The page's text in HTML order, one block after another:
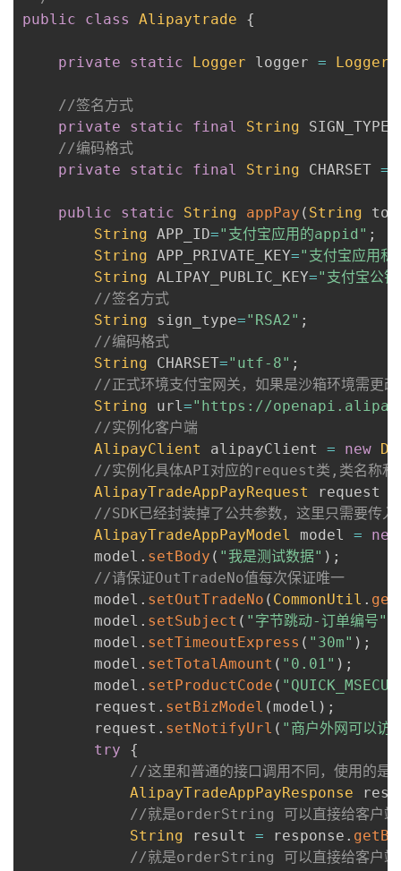
public
class Alipaytrade {
private static Logger logger =
//签名方式
private
static final String SIGN_TYPE
//编码格式
private
static final String CHARSET =
public static String appPay ( String
String APP_ID="支付宝应用的appid" ;
String APP_PRIVATE_KEY="支付宝应用私
String ALIPAY_PUBLIC_KEY="支付宝公
//签名方式
String sign_type="RSA2" ;
//编码格式
String CHARSET="utf-8" ;
//正式环境支付宝网关，如果是沙箱环境
String url ="https://
//实例化客户端
AlipayClient
alipayClient = new
//实例化具体API对应的request类,类名称
AlipayTradeAppPayRequest
request
//SDK已经封装掉了公共参数，这里只需要
AlipayTradeAppPayModel
model =
new
        model
. setBody ( "我是测试数据" ) ;
//请保证OutTradeNo值每次保证唯一
        model
. setOutTradeNo ( CommonUtil .
        model
. setSubject ( "字节跳动-订单编号"
        model
. setTimeoutExpress ( "30m" ) ;
        model
. setTotalAmount ( "0.01" ) ;
        model
. setProductCode (
        request
. setBizModel ( model ) ;
        request
. setNotifyUrl ( "商户外网可以访
try
{
//这里和普通的接口调用不同，使用的
AlipayTradeAppPayResponse
//就是orderString 可以直接给客户端
String result = response .
//就是orderString 可以直接给客户端